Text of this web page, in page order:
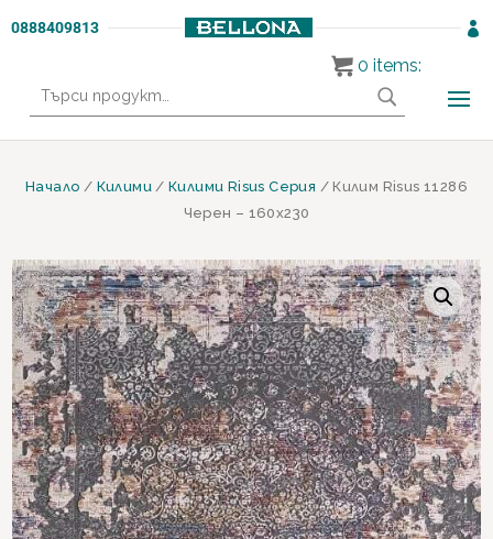
0888409813 
за:
Начало / Килими/Килими Risus Серия / Килим Risus 11286
Черен – 160х230
0 items: